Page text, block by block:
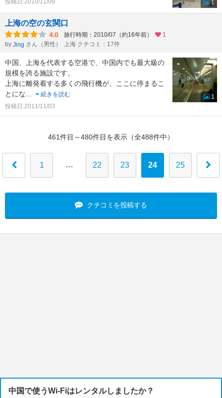
投稿日:2010/11/09
1
上海の空の玄関口
4.0 旅行時期：2010/07（約16年前）
1
by Jing さん（男性） 上海 クチコミ：17件
中国、上海を代表する空港で、中国内でも最大級の
規模を誇る施設です。
上海に離発着する多くの飛行機が、ここに停まるこ
とにな...
続きを読む
投稿日:2011/11/03
1
461件目～480件目を表示（全488件中）
1 … 22 23 24 25
クチコミを投稿する
中国で使うWi-Fiはレンタルしましたか？